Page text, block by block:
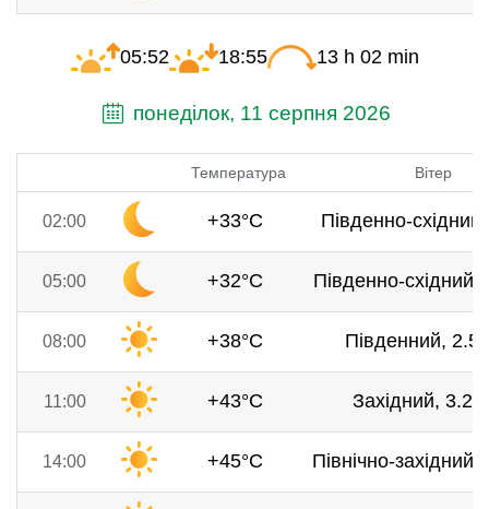
05:52 18:55 13 h 02 min
понеділок, 11 серпня 2026
Температура Вітер
02:00 +33°C Південно-
05:00 +32°C Південно-східний,
08:00 +38°C Південний, 2.5
11:00 +43°C Західний, 3.2
14:00 +45°C Північно-